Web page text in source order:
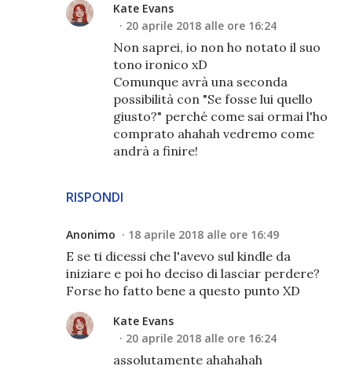
RISPONDI
Kate Evans
20 aprile 2018 alle ore 16:24
Non saprei, io non ho notato il suo
tono ironico xD
Comunque avrà una seconda
possibilità con "Se fosse lui quello
giusto?" perché come sai ormai l'ho
comprato ahahah vedremo come
andrà a finire!
Anonimo 18 aprile 2018 alle ore 16:49
E se ti dicessi che l'avevo sul kindle da
iniziare e poi ho deciso di lasciar perdere?
Forse ho fatto bene a questo punto XD
Kate Evans
20 aprile 2018 alle ore 16:24
assolutamente ahahahah